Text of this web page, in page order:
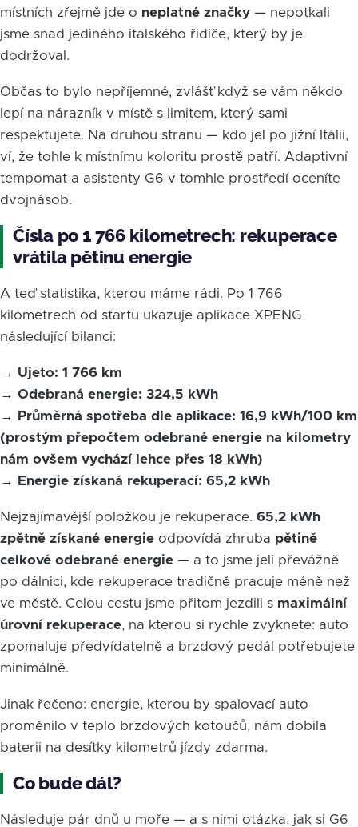
místních zřejmě jde o neplatné značky — nepotkali
jsme snad jediného italského řidiče, který by je
dodržoval.
Občas to bylo nepříjemné, zvlášť když se vám někdo
lepí na nárazník v místě s limitem, který sami
respektujete. Na druhou stranu — kdo jel po jižní Itálii,
ví, že tohle k místnímu koloritu prostě patří. Adaptivní
tempomat a asistenty G6 v tomhle prostředí oceníte
dvojnásob.
Čísla po 1 766 kilometrech: rekuperace
vrátila pětinu energie
A teď statistika, kterou máme rádi. Po 1 766
kilometrech od startu ukazuje aplikace XPENG
následující bilanci:
→ Ujeto: 1 766 km
→ Odebraná energie: 324,5 kWh
→
Průměrná spotřeba dle aplikace: 16,9 kWh/100 km
(prostým přepočtem odebrané energie na kilometry
nám ovšem vychází lehce přes 18 kWh)
→
Energie získaná rekuperací: 65,2 kWh
Nejzajímavější položkou je rekuperace. 65,2 kWh
zpětně získané energie odpovídá zhruba pětině
celkové odebrané energie — a to jsme jeli převážně
po dálnici, kde rekuperace tradičně pracuje méně než
ve městě. Celou cestu jsme přitom jezdili s maximální
úrovní rekuperace, na kterou si rychle zvyknete: auto
zpomaluje předvídatelně a brzdový pedál potřebujete
minimálně.
Jinak řečeno: energie, kterou by spalovací auto
proměnilo v teplo brzdových kotoučů, nám dobila
baterii na desítky kilometrů jízdy zdarma.
Co bude dál?
Následuje pár dnů u moře — a s nimi otázka, jak si G6